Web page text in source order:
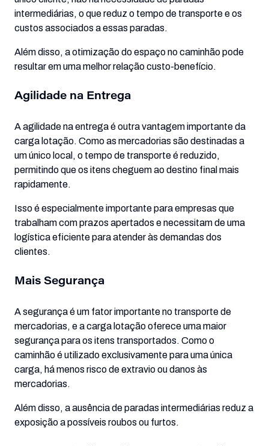
intermediárias, o que reduz o tempo de transporte e os
custos associados a essas paradas.
Além disso, a otimização do espaço no caminhão pode
resultar em uma melhor relação custo-benefício.
Agilidade na Entrega
A agilidade na entrega é outra vantagem importante da
carga lotação. Como as mercadorias são destinadas a
um único local, o tempo de transporte é reduzido,
permitindo que os itens cheguem ao destino final mais
rapidamente.
Isso é especialmente importante para empresas que
trabalham com prazos apertados e necessitam de uma
logística eficiente para atender às demandas dos
clientes.
Mais Segurança
A segurança é um fator importante no transporte de
mercadorias, e a carga lotação oferece uma maior
segurança para os itens transportados. Como o
caminhão é utilizado exclusivamente para uma única
carga, há menos risco de extravio ou danos às
mercadorias.
Além disso, a ausência de paradas intermediárias reduz a
exposição a possíveis roubos ou furtos.